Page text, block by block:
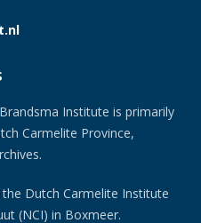
Institute is primarily
Carmelite Province,
Dutch Carmelite Institute
(NCI) in Boxmeer.